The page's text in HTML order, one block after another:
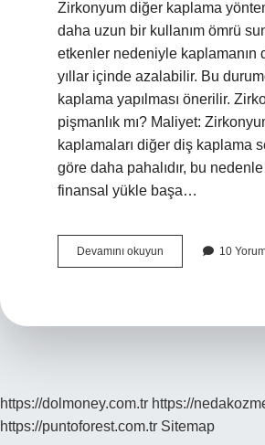
Zirkonyum diğer kaplama
daha uzun bir kullanım ömrü
etkenler nedeniyle kaplamanın
yıllar içinde azalabilir. Bu
kaplama yapılması önerilir.
pişmanlık mı? Maliyet:
kaplamaları diğer diş kaplama
göre daha pahalıdır, bu
finansal yükle başa…
Devamını okuyun Zirkonyum
Yaptırmak
10
https://dolmoney.com.tr https://
https://puntoforest.com.tr Sitemap